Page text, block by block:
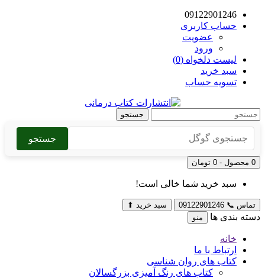
09122901246
حساب کاربری
عضویت
ورود
لیست دلخواه (0)
سبد خرید
تسویه حساب
جستجو
جستجو
0 محصول - 0 تومان
سبد خرید شما خالی است!
تماس 📞
09122901246 سبد خرید ⬆
دسته بندی ها منو
خانه
ارتباط با ما
کتاب های روان شناسی
کتاب های رنگ آمیزی بزرگسالان